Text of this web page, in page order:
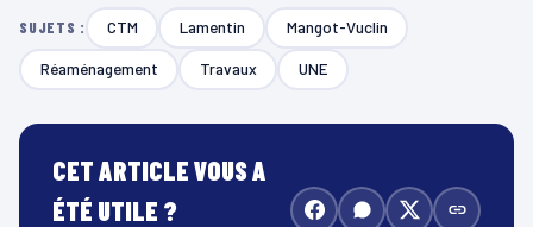
SUJETS : CTM Lamentin Mangot-Vuclin
Réaménagement Travaux UNE
CET ARTICLE VOUS A
ÉTÉ UTILE ?